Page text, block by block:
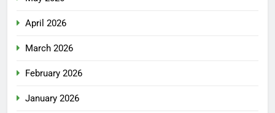
April 2026
March 2026
February 2026
January 2026